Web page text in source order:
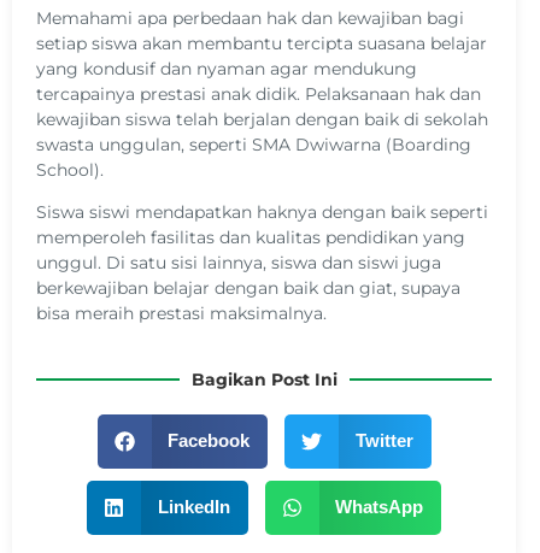
Memahami apa perbedaan hak dan kewajiban bagi
setiap siswa akan membantu tercipta suasana belajar
yang kondusif dan nyaman agar mendukung
tercapainya prestasi anak didik. Pelaksanaan hak dan
kewajiban siswa telah berjalan dengan baik di sekolah
swasta unggulan, seperti SMA Dwiwarna (Boarding
School).
Siswa siswi mendapatkan haknya dengan baik seperti
memperoleh fasilitas dan kualitas pendidikan yang
unggul. Di satu sisi lainnya, siswa dan siswi juga
berkewajiban belajar dengan baik dan giat, supaya
bisa meraih prestasi maksimalnya.
Bagikan Post Ini
Facebook Twitter
LinkedIn WhatsApp